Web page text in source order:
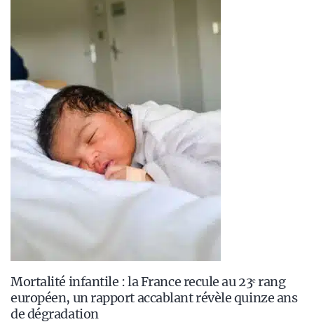
Mortalité infantile : la France recule au 23ᵉ rang
européen, un rapport accablant révèle quinze ans
de dégradation